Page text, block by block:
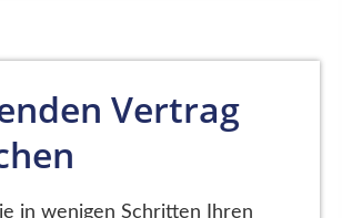
Vertrag
in wenigen Schritten Ihren